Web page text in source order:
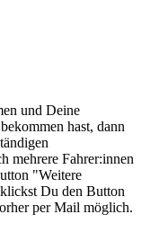
und Deine
hast, dann
mehrere Fahrer:innen
"Weitere
Du den Button
per Mail möglich.